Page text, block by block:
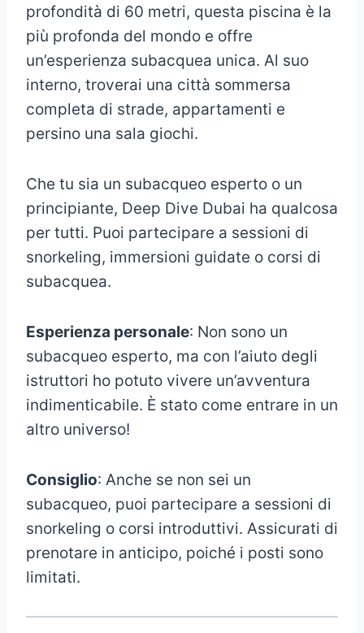
profondità di 60 metri, questa piscina è la
più profonda del mondo e offre
un’esperienza subacquea unica. Al suo
interno, troverai una città sommersa
completa di strade, appartamenti e
persino una sala giochi.
Che tu sia un subacqueo esperto o un
principiante, Deep Dive Dubai ha qualcosa
per tutti. Puoi partecipare a sessioni di
snorkeling, immersioni guidate o corsi di
subacquea.
Esperienza personale: Non sono un
subacqueo esperto, ma con l’aiuto degli
istruttori ho potuto vivere un’avventura
indimenticabile. È stato come entrare in un
altro universo!
Consiglio: Anche se non sei un
subacqueo, puoi partecipare a sessioni di
snorkeling o corsi introduttivi. Assicurati di
prenotare in anticipo, poiché i posti sono
limitati.